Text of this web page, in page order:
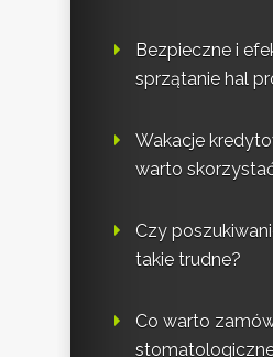
Bezpieczne i
sprzątanie hal
Wakacje
warto
Czy
takie trudne?
Co warto